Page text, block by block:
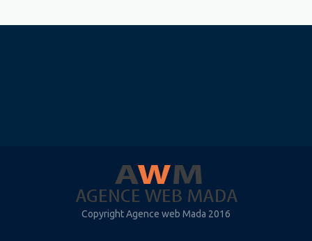
Copyright Agence web Mada 2016